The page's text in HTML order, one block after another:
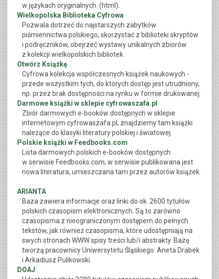
w językach oryginalnych. (html).
Wielkopolska Biblioteka Cyfrowa
Pozwala dotrzeć do najstarszych zabytków
piśmiennictwa polskiego, skorzystać z biblioteki skryptów
i podręczników, obejrzeć wystawy unikalnych zbiorów
z kolekcji wielkopolskich bibliotek
Otwórz Książkę
Cyfrowa kolekcja współczesnych książek naukowych -
przede wszystkim tych, do których dostęp jest utrudniony,
np. przez brak dostępności na rynku w formie drukowanej.
Darmowe książki w sklepie cyfrowaszafa.pl
Zbiór darmowych e-booków dostępnych w sklepie
internetowym cyfrowaszafa.pl; znajdziemy tam książki
należące do klasyki literatury polskiej i światowej.
Polskie książki w Feedbooks.com
Lista darmowych polskich e-booków dostępnych
w serwisie Feedbooks.com; w serwisie publikowana jest
nowa literatura, umieszczana tam przez autorów książek.
ARIANTA
Baza zawiera informacje oraz linki do ok. 2600 tytułów
polskich czasopism elektronicznych. Są to zarówno
czasopisma z nieograniczonym dostępem do pełnych
tekstów, jak również czasopisma, które udostępniają na
swych stronach WWW spisy treści lub/i abstrakty. Bazę
tworzą pracownicy Uniwersytetu Śląskiego: Aneta Drabek
i Arkadiusz Pulikowski.
DOAJ